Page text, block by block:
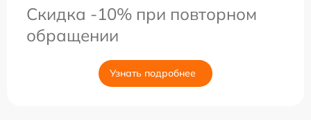
Скидка -10% при повторном
обращении
Узнать подробнее